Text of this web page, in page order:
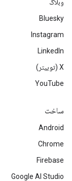
وبلاگ
Bluesky
Instagram
LinkedIn
‫X (توییتر)
YouTube
ساخت
Android
Chrome
Firebase
Google AI Studio